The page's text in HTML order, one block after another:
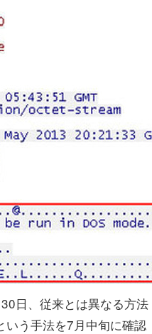
日、従来とは異なる方法
いう手法を7月中旬に確認